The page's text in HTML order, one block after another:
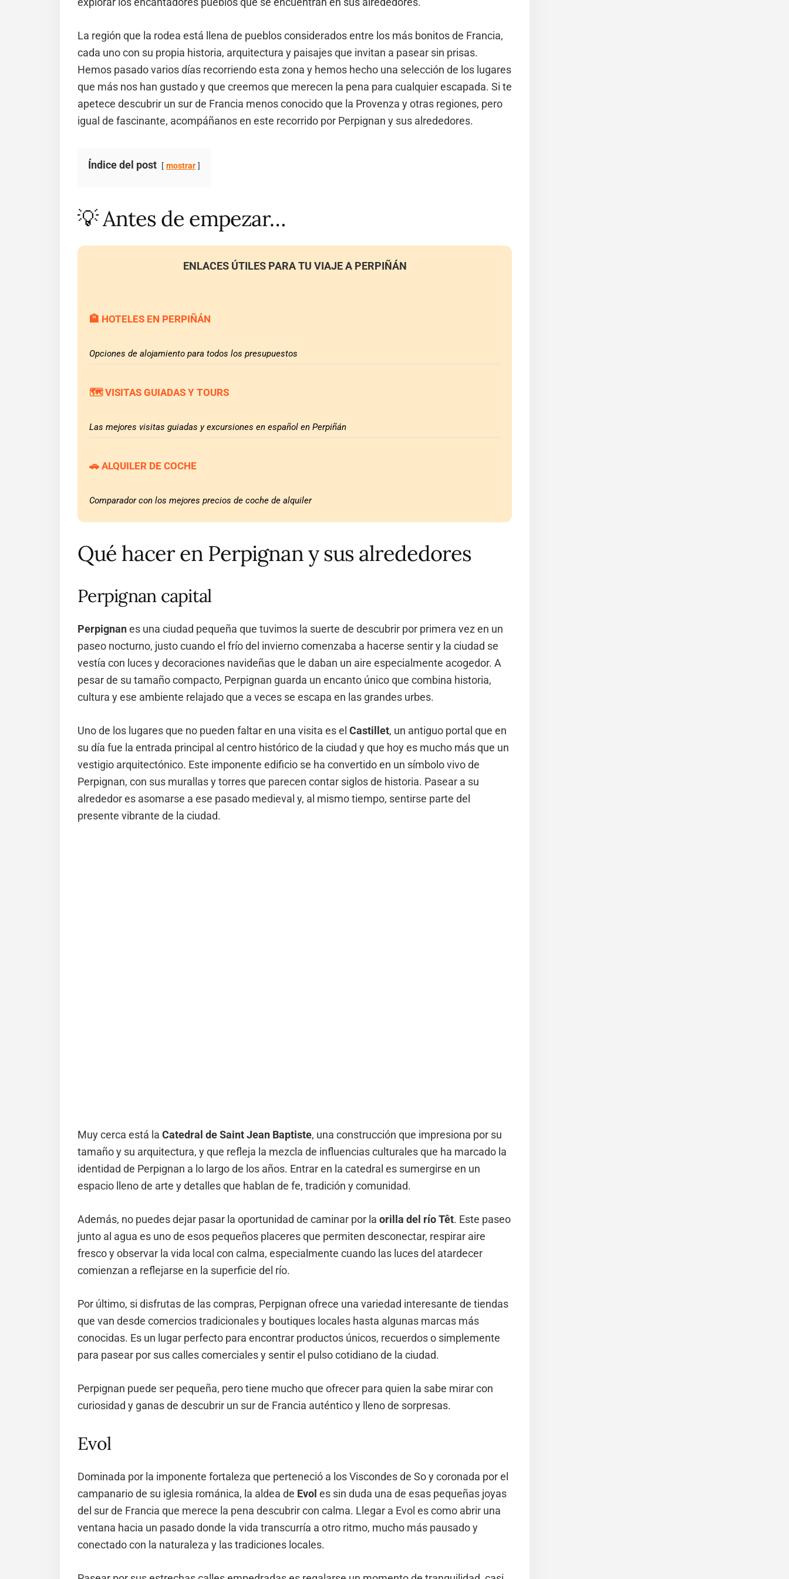
La región que la rodea está llena de pueblos considerados entre los más bonitos de Francia,
cada uno con su propia historia, arquitectura y paisajes que invitan a pasear sin prisas.
Hemos pasado varios días recorriendo esta zona y hemos hecho una selección de los lugares
que más nos han gustado y que creemos que merecen la pena para cualquier escapada. Si te
apetece descubrir un sur de Francia menos conocido que la Provenza y otras regiones, pero
igual de fascinante, acompáñanos en este recorrido por Perpignan y sus alrededores.
Índice del post mostrar
💡 Antes de empezar…
ENLACES ÚTILES PARA TU VIAJE A PERPIÑÁN
🏨 HOTELES EN PERPIÑÁN
Opciones de alojamiento para todos los presupuestos
🗺️ VISITAS GUIADAS Y TOURS
Las mejores visitas guiadas y excursiones en español en Perpiñán
🚗 ALQUILER DE COCHE
Comparador con los mejores precios de coche de alquiler
Qué hacer en Perpignan y sus alrededores
Perpignan capital
Perpignanes una ciudad pequeña que tuvimos la suerte de descubrir por primera vez en un
paseo nocturno, justo cuando el frío del invierno comenzaba a hacerse sentir y la ciudad se
vestía con luces y decoraciones navideñas que le daban un aire especialmente acogedor. A
pesar de su tamaño compacto, Perpignan guarda un encanto único que combina historia,
cultura y ese ambiente relajado que a veces se escapa en las grandes urbes.
Uno de los lugares que no pueden faltar en una visita es el Castillet, un antiguo portal que en
su día fue la entrada principal al centro histórico de la ciudad y que hoy es mucho más que un
vestigio arquitectónico. Este imponente edificio se ha convertido en un símbolo vivo de
Perpignan, con sus murallas y torres que parecen contar siglos de historia. Pasear a su
alrededor es asomarse a ese pasado medieval y, al mismo tiempo, sentirse parte del
presente vibrante de la ciudad.
Muy cerca está la Catedral de Saint Jean Baptiste, una construcción que impresiona por su
tamaño y su arquitectura, y que refleja la mezcla de influencias culturales que ha marcado la
identidad de Perpignan a lo largo de los años. Entrar en la catedral es sumergirse en un
espacio lleno de arte y detalles que hablan de fe, tradición y comunidad.
Además, no puedes dejar pasar la oportunidad de caminar por la orilla del río Têt. Este paseo
junto al agua es uno de esos pequeños placeres que permiten desconectar, respirar aire
fresco y observar la vida local con calma, especialmente cuando las luces del atardecer
comienzan a reflejarse en la superficie del río.
Por último, si disfrutas de las compras, Perpignan ofrece una variedad interesante de tiendas
que van desde comercios tradicionales y boutiques locales hasta algunas marcas más
conocidas. Es un lugar perfecto para encontrar productos únicos, recuerdos o simplemente
para pasear por sus calles comerciales y sentir el pulso cotidiano de la ciudad.
Perpignan puede ser pequeña, pero tiene mucho que ofrecer para quien la sabe mirar con
curiosidad y ganas de descubrir un sur de Francia auténtico y lleno de sorpresas.
Evol
Dominada por la imponente fortaleza que perteneció a los Viscondes de So y coronada por el
campanario de su iglesia románica, la aldea de Evol es sin duda una de esas pequeñas joyas
del sur de Francia que merece la pena descubrir con calma. Llegar a Evol es como abrir una
ventana hacia un pasado donde la vida transcurría a otro ritmo, mucho más pausado y
conectado con la naturaleza y las tradiciones locales.